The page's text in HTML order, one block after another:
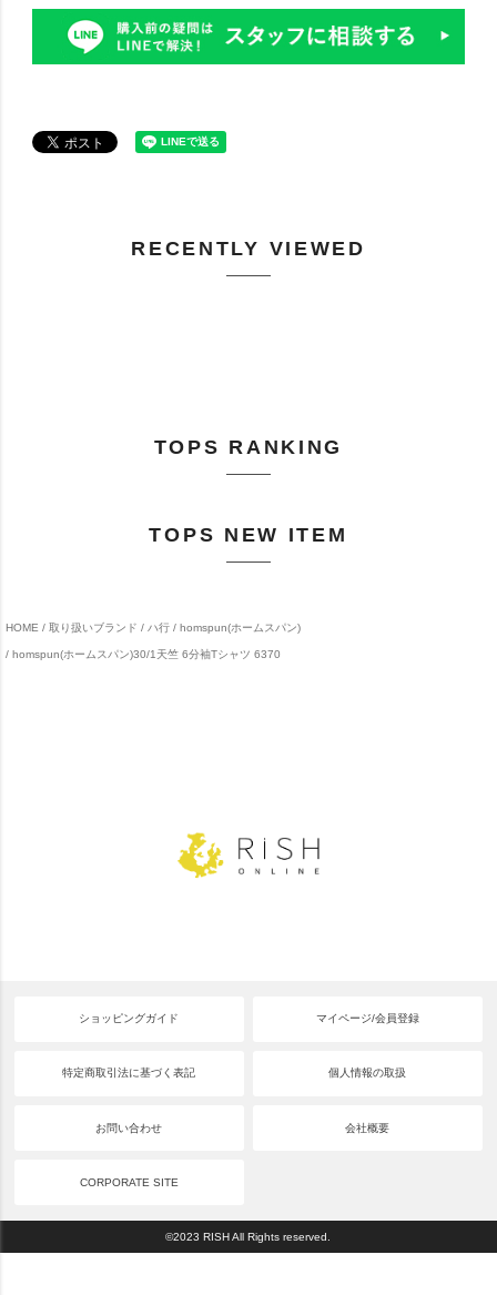
RECENTLY VIEWED
TOPS RANKING
TOPS NEW ITEM
HOME 取り扱いブランド ハ行 homspun(ホームスパン)
homspun(ホームスパン)30/1天竺 6分袖Tシャツ 6370
ショッピングガイド マイページ/会員登録
特定商取引法に基づく表記 個人情報の取扱
お問い合わせ 会社概要
CORPORATE SITE
©2023 RISH All Rights reserved.